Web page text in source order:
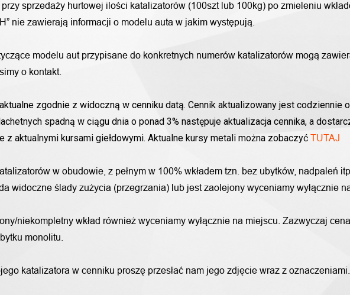
sprzedaży hurtowej ilości katalizatorów (100szt lub 100kg) po zmieleniu
nie zawierają informacji o modelu auta w jakim występują.
modelu aut przypisane do konkretnych numerów katalizatorów mogą
o kontakt.
zgodnie z widoczną w cenniku datą. Cennik aktualizowany jest codziennie o
spadną w ciągu dnia o ponad 3% następuje aktualizacja cennika, a
aktualnymi kursami giełdowymi. Aktualne kursy metali można zobaczyć TUTAJ
w obudowie, z pełnym w 100% wkładem tzn. bez ubytków, nadpaleń itp.
widoczne ślady zużycia (przegrzania) lub jest zaolejony wyceniamy wyłącznie
niekompletny wkład również wyceniamy wyłącznie na miejscu. Zazwyczaj
monolitu.
katalizatora w cenniku proszę przesłać nam jego zdjęcie wraz z oznaczeniami.